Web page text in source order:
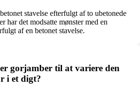
stavelse efterfulgt af to ubetonede
har det modsatte mønster med en
af en betonet stavelse.
gorjamber til at variere den
i et digt?